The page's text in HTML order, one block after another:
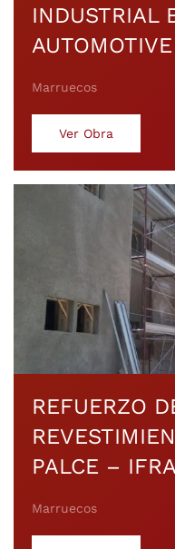
INDUSTRIAL
Marruecos
Ver Obra
REFUERZO
PALCE –
Marruecos